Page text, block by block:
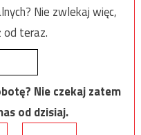
Nie zwlekaj więc,
od teraz.
Nie czekaj zatem
od dzisiaj.